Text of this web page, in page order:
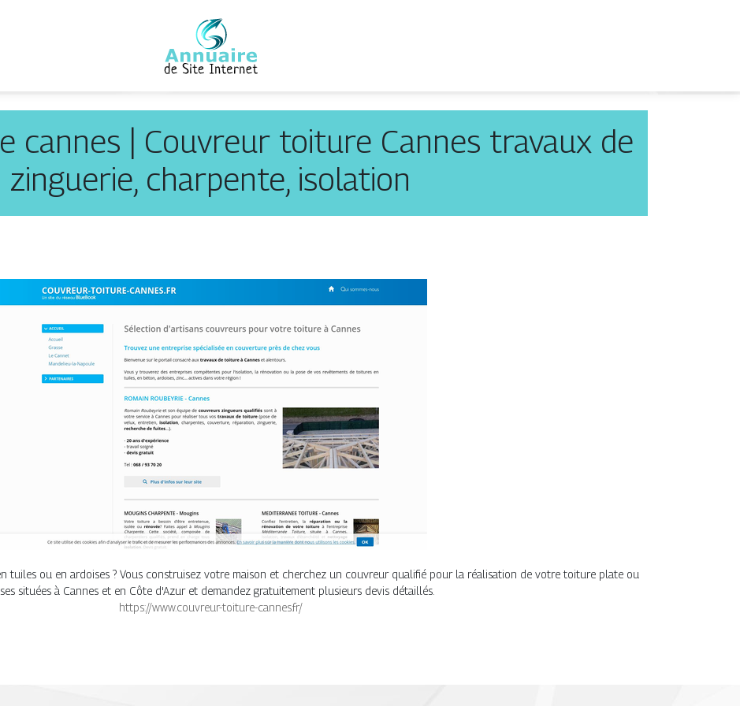
cannes | Couvreur toiture Cannes travaux de
zinguerie, charpente, isolation
tuiles ou en ardoises ? Vous construisez votre maison et cherchez un couvreur qualifié pour la réalisation de votre toiture plate ou
situées à Cannes et en Côte d'Azur et demandez gratuitement plusieurs devis détaillés.
https://www.couvreur-toiture-cannes.fr/